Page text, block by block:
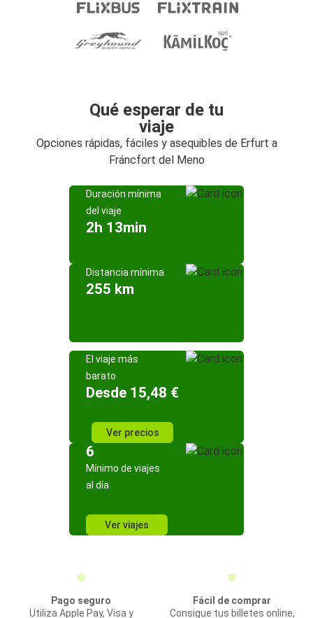
Qué esperar de tu
viaje
Opciones rápidas, fáciles y asequibles de Erfurt a
Fráncfort del Meno
Duración mínima
del viaje
2h 13min
Distancia mínima
255 km
El viaje más
barato
Desde 15,48 €
Ver precios
6
Mínimo de viajes
al día
Ver viajes
Pago seguro
Utiliza Apple Pay, Visa y
Fácil de comprar
Consigue tus billetes online,